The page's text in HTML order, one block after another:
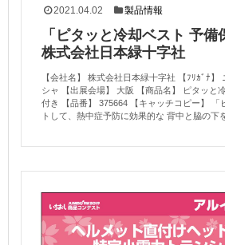
2021.04.02 製品情報
「ピタッと冷却ベスト 予備
株式会社日本緑十字社
【会社名】 株式会社日本緑十字社 【ﾌﾘｶﾞﾅ】
シャ 【出展会場】 大阪 【商品名】 ピタッと
付き 【品番】 375664 【キャッチコピー】 「
トして、熱中症予防に効果的な 背中と脇の下